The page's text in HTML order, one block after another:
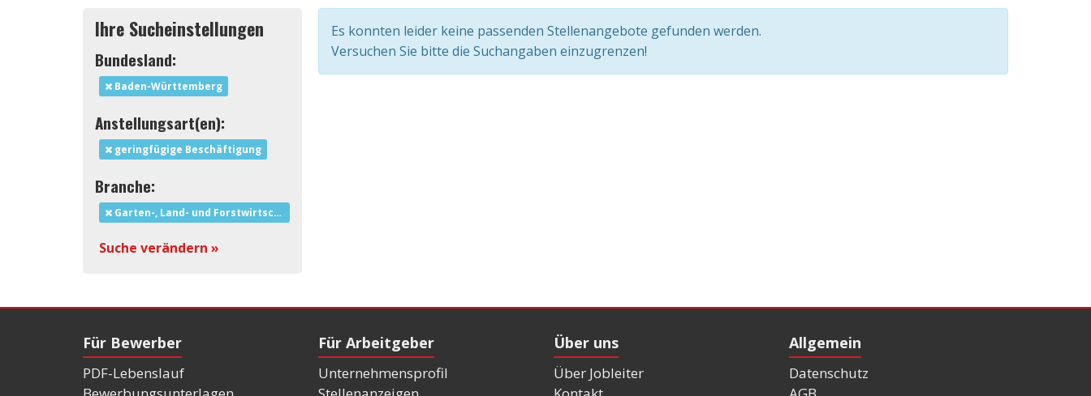
Ihre Sucheinstellungen
Bundesland:
Baden-Württemberg
Anstellungsart(en):
geringfügige Beschäftigung
Branche:
Garten-, Land- und Forstwirtschaft
Suche verändern »
Es konnten leider keine passenden Stellenangebote gefunden werden.
Versuchen Sie bitte die Suchangaben einzugrenzen!
Für Bewerber
PDF-Lebenslauf
Für Arbeitgeber
Unternehmensprofil
Über uns
Über Jobleiter
Allgemein
Datenschutz